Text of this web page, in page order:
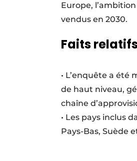
Europe,
vendus en 2030.
Faits
• L’enquête a
de haut niveau,
chaîne
• Les pays inclus
Pays-Bas, Suède